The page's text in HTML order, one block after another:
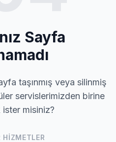
Sayfa
taşınmış veya silinmiş
servislerimizden birine
misiniz?
HIZMETLER